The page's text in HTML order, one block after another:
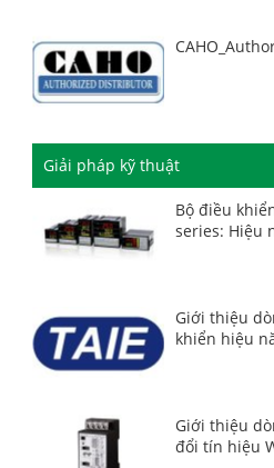
Giải pháp kỹ thuật
Bộ điều
series: Hiệu
Giới thiệu
khiển hiệu
Giới thiệu
đổi tín hiệu